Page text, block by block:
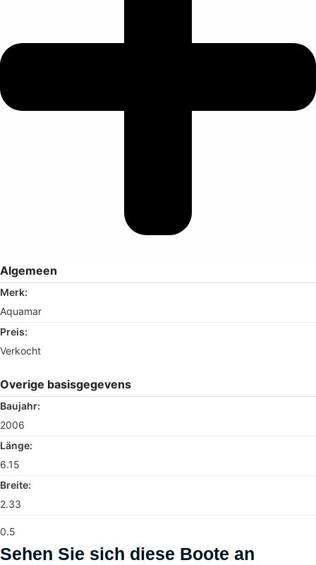
Algemeen
Merk:
Aquamar
Preis:
Verkocht
Overige basisgegevens
Baujahr:
2006
Länge:
6.15
Breite:
2.33
0.5
Sehen Sie sich diese Boote an